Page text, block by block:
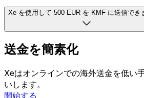
Xe を使用して 500 EUR を KMF に送信でき
送金を簡素化
Xeはオンラインでの海外送金を低い
いします。
開始する